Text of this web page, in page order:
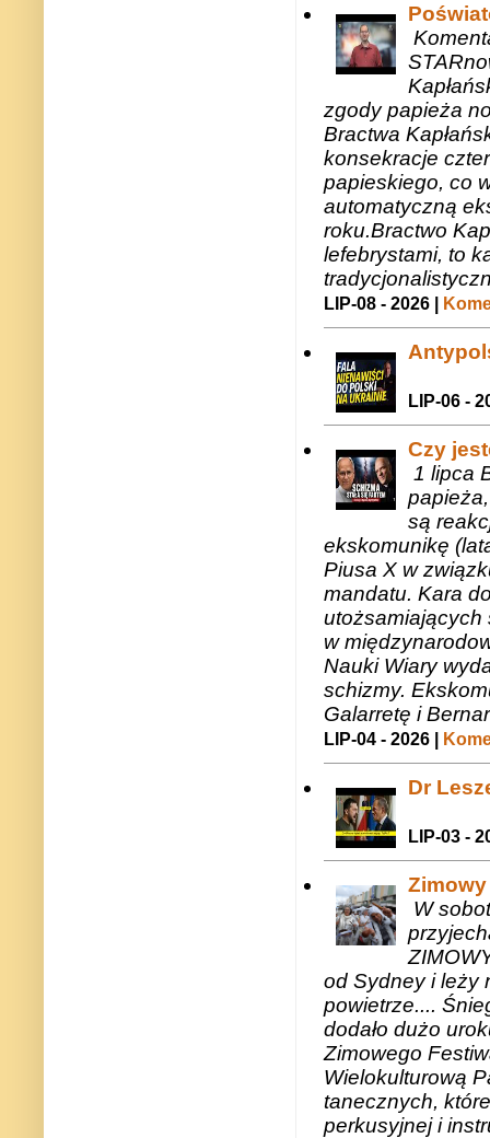
zgody papieża
Bractwa
konsekracje
papieskiego, co
automatyczną
roku.Bractwo
lefebrystami, to
LIP-08 - 2026 |
LIP-06 -
Czy
1 lipca
są
ekskomunikę
Piusa X w
mandatu. Kara
utożsamiających
w
Nauki Wiary
schizmy.
Galarretę i
LIP-04 - 2026 |
Dr
LIP-03 -
W
od Sydney i leży
powietrze....
dodało dużo
Zimowego
Wielokulturową
tanecznych,
perkusyjnej i